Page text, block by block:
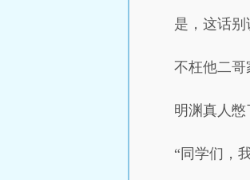
是，这话
不枉他二
明渊真人憋
“同学们，